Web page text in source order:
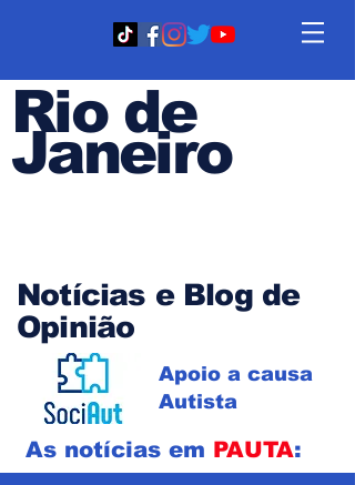
Rio de
Janeiro
Notícias e Blog de
Opinião
Apoio a causa
Autista
As notícias em PAUTA: